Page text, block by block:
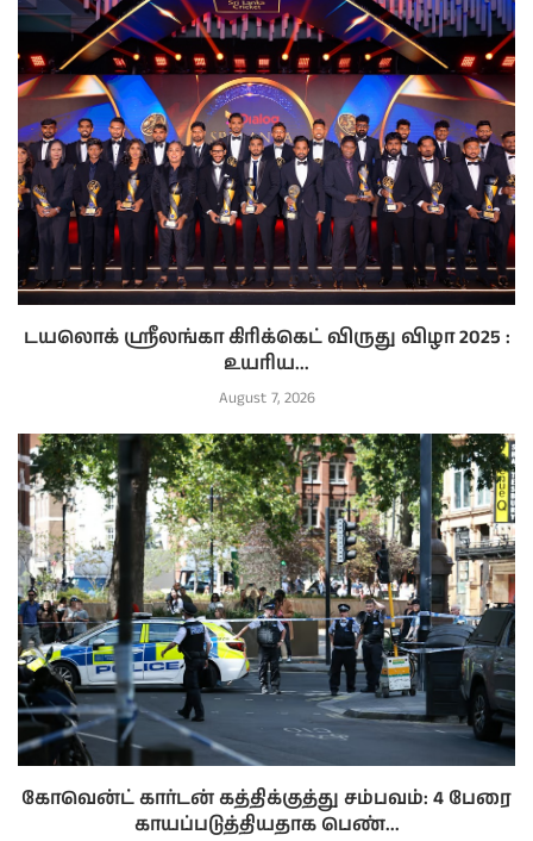
டயலொக் ஸ்ரீலங்கா கிரிக்கெட் விருது விழா 2025 :
உயரிய...
August 7, 2026
கோவென்ட் கார்டன் கத்திக்குத்து சம்பவம்: 4 பேரை
காயப்படுத்தியதாக பெண்...